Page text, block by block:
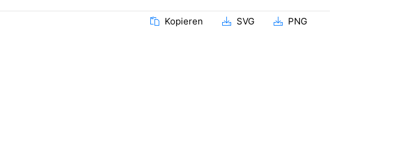
Kopieren SVG PNG